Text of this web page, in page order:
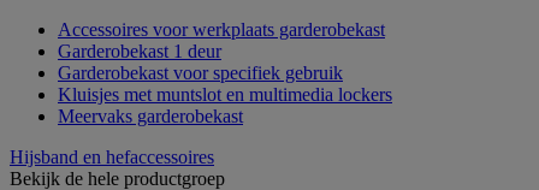
Accessoires voor werkplaats garderobekast
Garderobekast 1 deur
Garderobekast voor specifiek gebruik
Kluisjes met muntslot en multimedia lockers
Meervaks garderobekast
Hijsband en hefaccessoires
Bekijk de hele productgroep